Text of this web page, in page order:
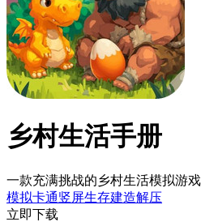
乡村生活手册
一款充满挑战的乡村生活模拟游戏
模拟卡通竖屏生存建造解压
立即下载